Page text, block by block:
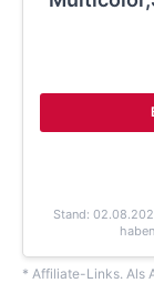
Stand:
* Affiliate-Links. Als